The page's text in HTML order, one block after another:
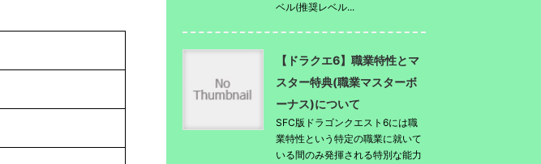
ベル(推奨レベル...
【ドラクエ6】職業特性とマ
スター特典(職業マスターボ
ーナス)について
SFC版ドラゴンクエスト6には職
業特性という特定の職業に就いて
いる間のみ発揮される特別な能力